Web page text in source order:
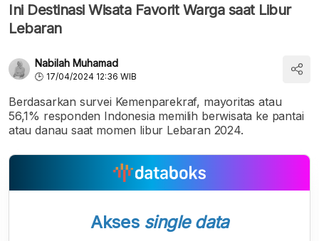
Ini Destinasi Wisata Favorit Warga saat Libur
Lebaran
Nabilah Muhamad
17/04/2024 12:36 WIB
Berdasarkan survei Kemenparekraf, mayoritas atau
56,1% responden Indonesia memilih berwisata ke pantai
atau danau saat momen libur Lebaran 2024.
Akses single data